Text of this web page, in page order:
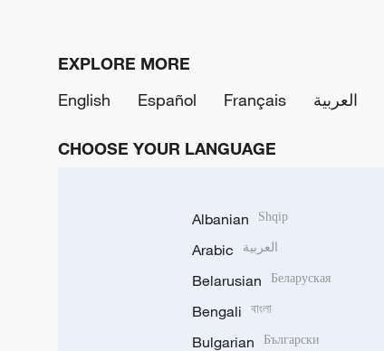
EXPLORE MORE
English
Español Français العربية
CHOOSE YOUR LANGUAGE
Albanian Shqip
Arabic العربية
Belarusian Беларуская
Bengali বাংলা
Bulgarian Български